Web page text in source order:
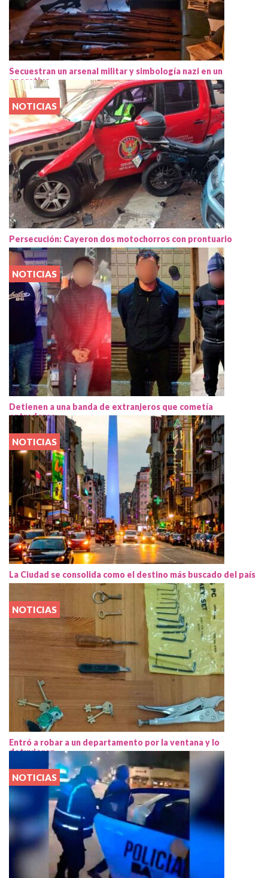
Secuestran un arsenal militar y simbología nazi en un
operativo
NOTICIAS
Persecución: Cayeron dos motochorros con prontuario
NOTICIAS
Detienen a una banda de extranjeros que cometía
entraderas
NOTICIAS
La Ciudad se consolida como el destino más buscado del país
NOTICIAS
Entró a robar a un departamento por la ventana y lo
detuvieron
NOTICIAS